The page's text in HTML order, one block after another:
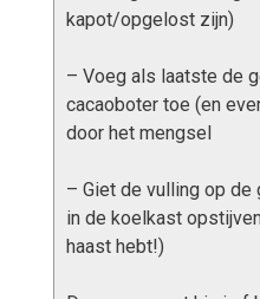
kapot/opgelost zijn)
– Voeg als laatste de
cacaoboter toe (en
door het mengsel
– Giet de vulling op
in de koelkast
haast hebt!)